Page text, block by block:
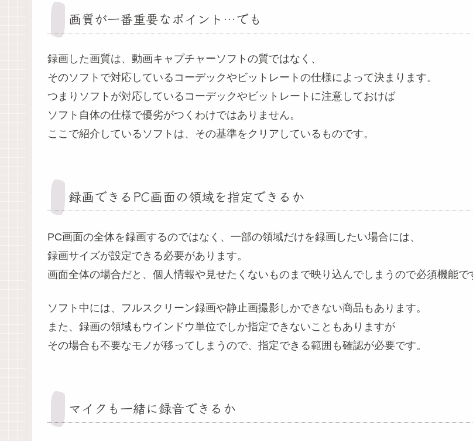
画質が一番重要なポイント…でも
録画した画質は、動画キャプチャーソフトの質ではなく、
そのソフトで対応しているコーデックやビットレートの仕様によって決まります。
つまりソフトが対応しているコーデックやビットレートに注意しておけば
ソフト自体の仕様で優劣がつくわけではありません。
ここで紹介しているソフトは、その基準をクリアしているものです。
録画できるPC画面の領域を指定できるか
PC画面の全体を録画するのではなく、一部の領域だけを録画したい場合には、
録画サイズが設定できる必要があります。
画面全体の場合だと、個人情報や見せたくないものまで映り込んでしまうので必須機能で
ソフト中には、フルスクリーン録画や静止画撮影しかできない商品もあります。
また、録画の領域もウインドウ単位でしか指定できないこともありますが
その場合も不要なモノが移ってしまうので、指定できる範囲も確認が必要です。
マイクも一緒に録音できるか